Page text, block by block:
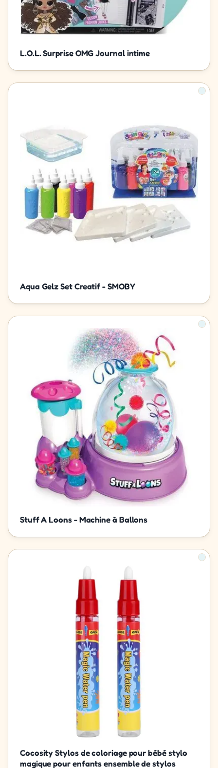
L.O.L. Surprise OMG Journal intime
Aqua Gelz Set Creatif - SMOBY
Stuff A Loons - Machine à Ballons
Cocosity Stylos de coloriage pour bébé stylo
magique pour enfants ensemble de stylos